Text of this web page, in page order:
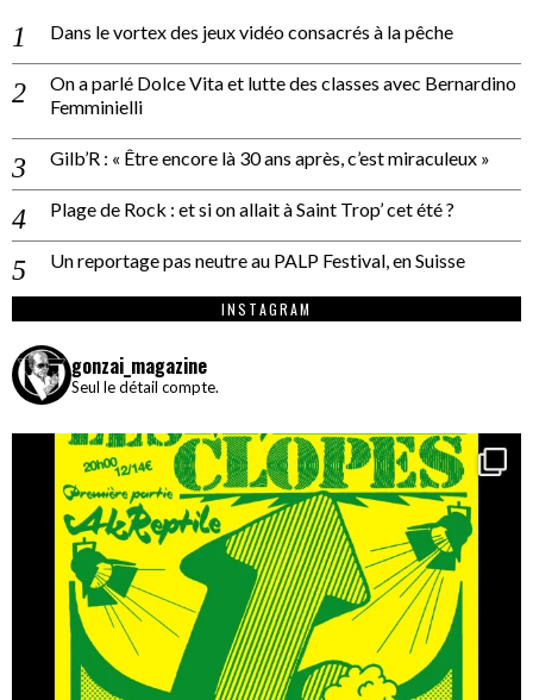
Dans le vortex des jeux vidéo consacrés à la pêche
On a parlé Dolce Vita et lutte des classes avec Bernardino
Femminielli
Gilb’R : « Être encore là 30 ans après, c’est miraculeux »
Plage de Rock : et si on allait à Saint Trop’ cet été ?
Un reportage pas neutre au PALP Festival, en Suisse
INSTAGRAM
gonzai_magazine
Seul le détail compte.